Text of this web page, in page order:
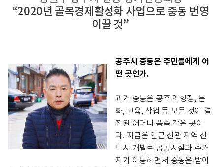
“2020년 골목경제활성화 사업으로 중동 번영
이끌 것”
공주시 중동은 주민들에게 어
떤 곳인가.
과거 중동은 공주의 행정, 문
화, 교육, 상업 등 모든 것이 결
집된 어머니 품속 같은 곳이
다. 지금은 인근 신관 지역 신
도시 개발로 공공시설과 주거
지가 이동하면서 중동은 밤이